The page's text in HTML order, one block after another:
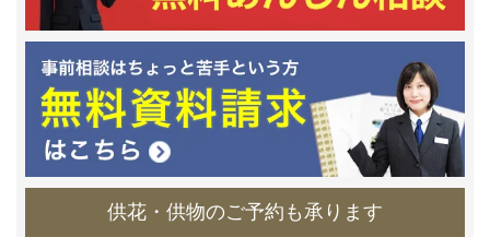
供花・供物のご予約も承ります